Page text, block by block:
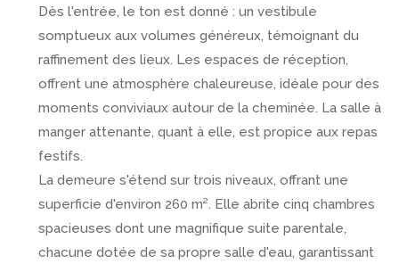
Dès l'entrée, le ton est donné : un vestibule
somptueux aux volumes généreux, témoignant du
raffinement des lieux. Les espaces de réception,
offrent une atmosphère chaleureuse, idéale pour des
moments conviviaux autour de la cheminée. La salle à
manger attenante, quant à elle, est propice aux repas
festifs.
La demeure s'étend sur trois niveaux, offrant une
superficie d'environ 260 m². Elle abrite cinq chambres
spacieuses dont une magnifique suite parentale,
chacune dotée de sa propre salle d'eau, garantissant